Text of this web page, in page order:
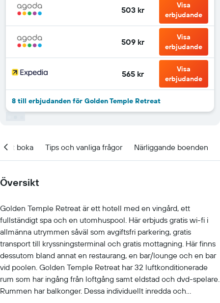
503 kr
Visa
erbjudande
509 kr
Visa
erbjudande
565 kr
Visa
erbjudande
8 till erbjudanden för Golden Temple Retreat
att boka Tips och vanliga frågor Närliggande boenden
Översikt
Golden Temple Retreat är ett hotell med en vingård, ett
fullständigt spa och en utomhuspool. Här erbjuds gratis wi-fi i
allmänna utrymmen såväl som avgiftsfri parkering, gratis
transport till kryssningsterminal och gratis mottagning. Här finns
dessutom bland annat en restaurang, en bar/lounge och en bar
vid poolen. Golden Temple Retreat har 32 luftkonditionerade
rum som har ingång från loftgång samt eldstad och dvd-spelare.
Rummen har balkonger. Dessa individuellt inredda och